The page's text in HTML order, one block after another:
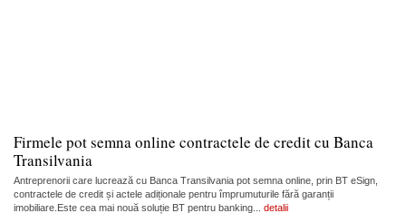
Firmele pot semna online contractele de credit cu Banca
Transilvania
Antreprenorii care lucrează cu Banca Transilvania pot semna online, prin BT eSign,
contractele de credit și actele adiționale pentru împrumuturile fără garanții
imobiliare.Este cea mai nouă soluție BT pentru banking... detalii